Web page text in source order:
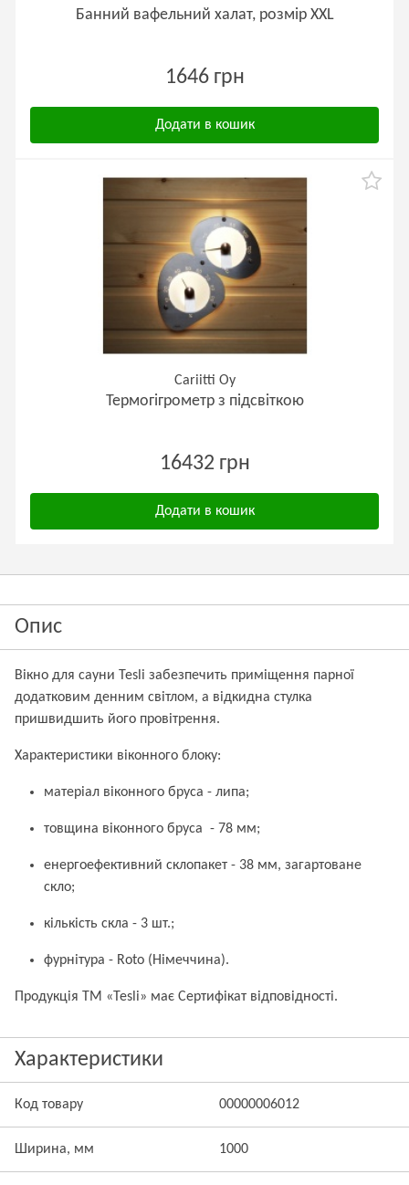
Банний вафельний халат, розмір XXL
1646 грн
Додати в кошик
Cariitti Oy
Термогігрометр з підсвіткою
16432 грн
Додати в кошик
Опис
Вікно для сауни Tesli забезпечить приміщення парної
додатковим денним світлом, а відкидна стулка
пришвидшить його провітрення.
Характеристики віконного блоку:
матеріал віконного бруса - липа;
товщина віконного бруса - 78 мм;
енергоефективний склопакет - 38 мм, загартоване
скло;
кількість скла - 3 шт.;
фурнітура - Roto (Німеччина).
Продукція ТМ «Tesli» має Сертифікат відповідності.
Характеристики
Код товару 00000006012
Ширина, мм 1000